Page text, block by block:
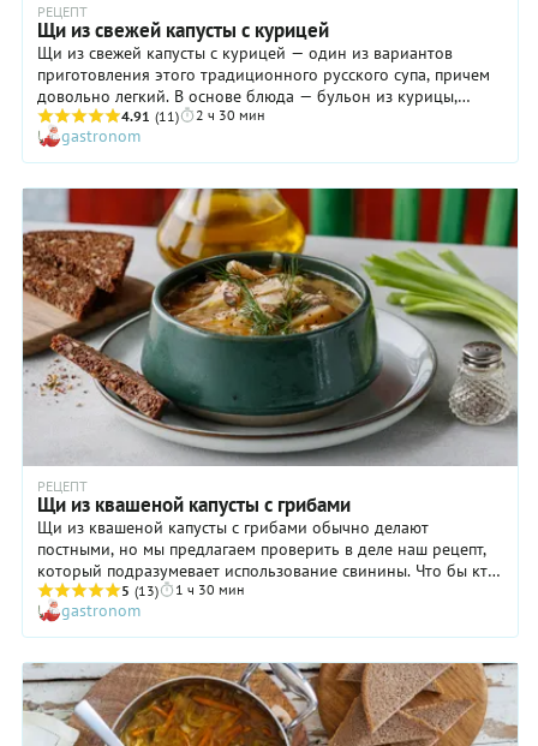
РЕЦЕПТ
Щи из свежей капусты с курицей
Щи из свежей капусты с курицей — один из вариантов
приготовления этого традиционного русского супа, причем
довольно легкий. В основе блюда — бульон из курицы,
который отлично согревает и даже способствует улучшению
состояния при лихорадке или кашле. По крайней мере так
считали наши бабушки, да и многие современные врачи не
щей не используется «зажарка» на масле: все овощи варятся
в бульоне. Да и сама по себе куриная мякоть — то самое
белое мясо — значительно полезнее для организма, нежели
свинина или говядина. Поэтому щи из свежей капусты с
курицей вполне могут быть рекомендованы для питания
детей старше года, для питания пожилых людей или
ослабленных после болезни. В общем, этот прекрасный
супчик подходит практически всем!
4.91 (11) 2 ч 30 мин
gastronom
РЕЦЕПТ
Щи из квашеной капусты с грибами
Щи из квашеной капусты с грибами обычно делают
постными, но мы предлагаем проверить в деле наш рецепт,
который подразумевает использование свинины. Что бы кто
ни говорил, мясной бульон придает любому супу особую
насыщенность! Грибы же в данном случае отвечают за
аромат и дополнительные вкусовые оттенки, в результате
чего блюдо получается просто необыкновенно аппетитным.
Чтобы суп стал более густым и «бархатистым», в самом
конце варки мы добавляем в него муку, разведенную
рассолом. А чтобы довести щи из квашеной капусты с
5 (13) 1 ч 30 мин
gastronom